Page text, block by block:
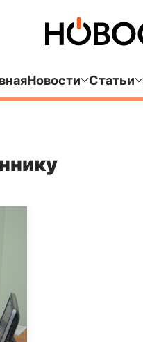
Новости Статьи